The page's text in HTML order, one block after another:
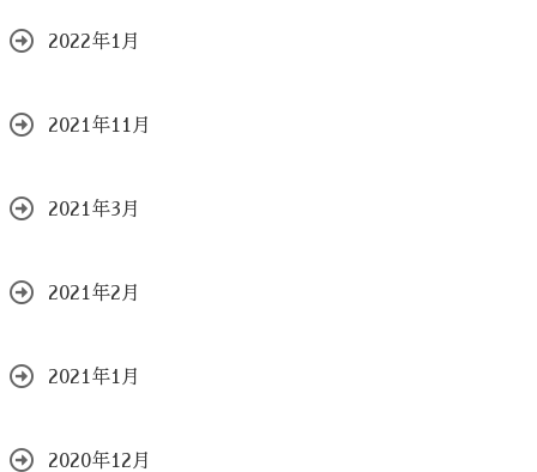
2022年1月
2021年11月
2021年3月
2021年2月
2021年1月
2020年12月